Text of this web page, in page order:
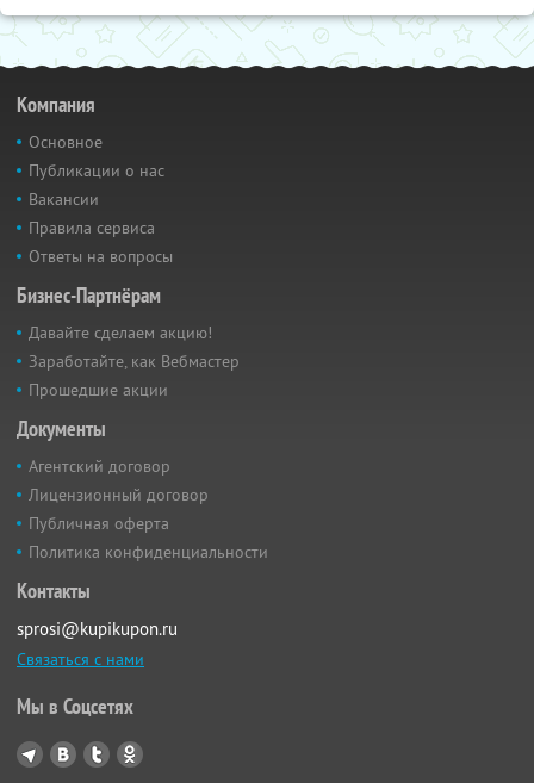
Компания
Основное
Публикации о нас
Вакансии
Правила сервиса
Ответы на вопросы
Бизнес-Партнёрам
Давайте сделаем акцию!
Заработайте, как Вебмастер
Прошедшие акции
Документы
Агентский договор
Лицензионный договор
Публичная оферта
Политика конфиденциальности
Контакты
sprosi@kupikupon.ru
Связаться с нами
Мы в Соцсетях